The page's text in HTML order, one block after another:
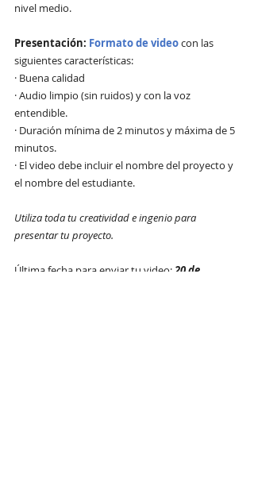
nivel medio.
Presentación: Formato de video con las
siguientes características:
· Buena calidad
· Audio limpio (sin ruidos) y con la voz
entendible.
· Duración mínima de 2 minutos y máxima de 5
minutos.
· El video debe incluir el nombre del proyecto y
el nombre del estudiante.
Utiliza toda tu creatividad e ingenio para
presentar tu proyecto.
Última fecha para enviar tu video: 20 de